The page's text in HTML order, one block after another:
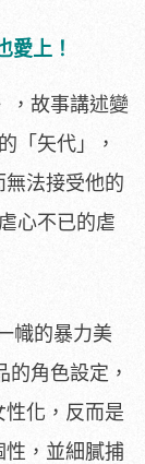
愛上！
故事講述變
「矢代」，
法接受他的
心不已的虐
幟的暴力美
的角色設定，
化， 反而是
， 並細膩捕